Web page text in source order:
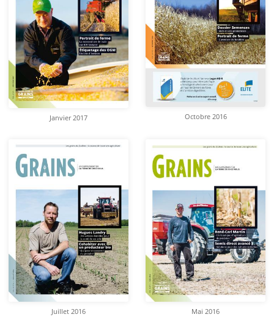
Janvier 2017 Octobre 2016
Juillet 2016 Mai 2016